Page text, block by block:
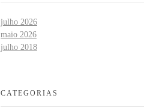
julho 2026
maio 2026
julho 2018
CATEGORIAS